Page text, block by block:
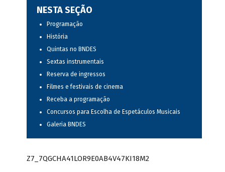
NESTA SEÇÃO
Programação
História
Quintas no BNDES
Sextas instrumentais
Reserva de ingressos
Filmes e festivais de cinema
Receba a programação
Concursos para Escolha de Espetáculos Musicais
Galeria BNDES
Z7_7QGCHA41LOR9E0AB4V47KI18M2